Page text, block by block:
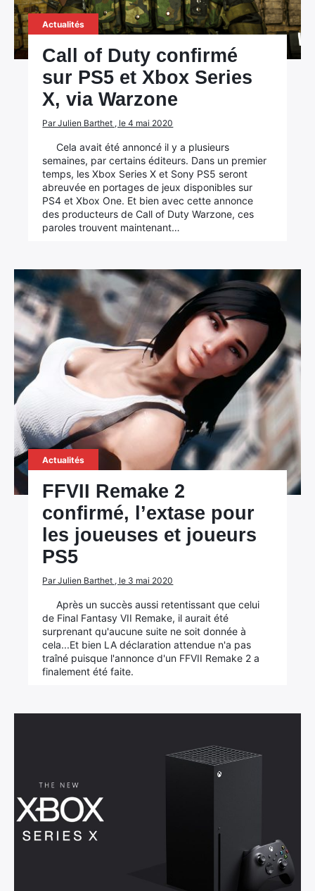
Actualités
Call of Duty confirmé
sur PS5 et Xbox Series
X, via Warzone
Par Julien Barthet , le 4 mai 2020
Cela avait été annoncé il y a plusieurs
semaines, par certains éditeurs. Dans un premier
temps, les Xbox Series X et Sony PS5 seront
abreuvée en portages de jeux disponibles sur
PS4 et Xbox One. Et bien avec cette annonce
des producteurs de Call of Duty Warzone, ces
paroles trouvent maintenant…
Actualités
FFVII Remake 2
confirmé, l’extase pour
les joueuses et joueurs
PS5
Par Julien Barthet , le 3 mai 2020
Après un succès aussi retentissant que celui
de Final Fantasy VII Remake, il aurait été
surprenant qu'aucune suite ne soit donnée à
cela...Et bien LA déclaration attendue n'a pas
traîné puisque l'annonce d'un FFVII Remake 2 a
finalement été faite.